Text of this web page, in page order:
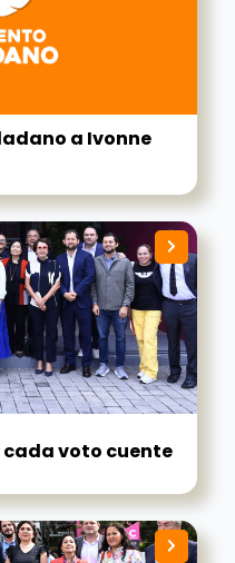
a Ivonne
voto cuente